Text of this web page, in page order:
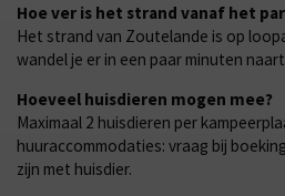
Hoe ver is het strand vanaf het
Het strand van Zoutelande is op
wandel je er in een paar minuten
Hoeveel huisdieren mogen mee?
Maximaal 2 huisdieren per
huuraccommodaties: vraag bij
zijn met huisdier.